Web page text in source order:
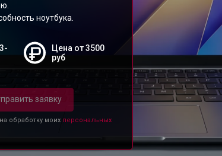
ноутбука.
Цена от 3500
руб
заявку
обработку моих персональных